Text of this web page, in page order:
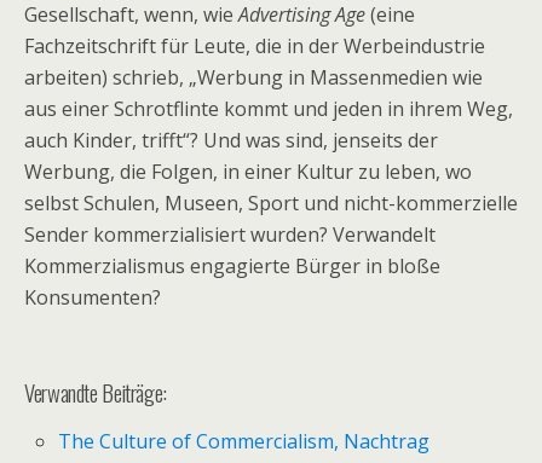
Gesellschaft, wenn, wieAdvertising Age(eine
Fachzeitschrift für Leute, die in der Werbeindustrie
arbeiten) schrieb, „Werbung in Massenmedien wie
aus einer Schrotflinte kommt und jeden in ihrem Weg,
auch Kinder, trifft“? Und was sind, jenseits der
Werbung, die Folgen, in einer Kultur zu leben, wo
selbst Schulen, Museen, Sport und nicht-kommerzielle
Sender kommerzialisiert wurden? Verwandelt
Kommerzialismus engagierte Bürger in bloße
Konsumenten?
Verwandte Beiträge:
The Culture of Commercialism, Nachtrag